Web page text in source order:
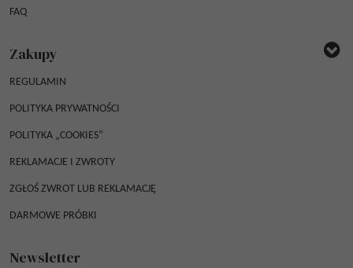
FAQ
Zakupy
REGULAMIN
POLITYKA PRYWATNOŚCI
POLITYKA „COOKIES”
REKLAMACJE I ZWROTY
ZGŁOŚ ZWROT LUB REKLAMACJĘ
DARMOWE PRÓBKI
Newsletter